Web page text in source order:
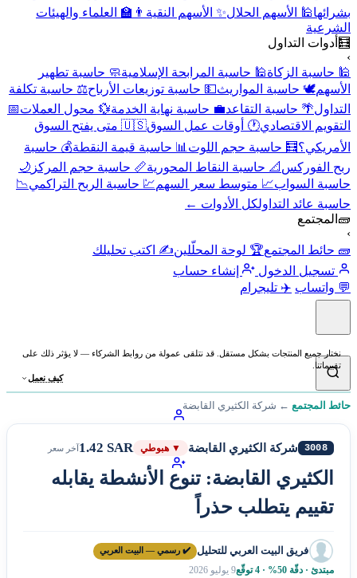
بشرائها🕌 الأسهم الحلال✨ الأسهم النقية 👨‍🏫 العلماء والهيئات
الشرعية
🧮 أدوات التداول
›
🕌 حاسبة الزكاة🕌 حاسبة المرابحة الإسلامية🧼 حاسبة تطهير
الأسهم🕊️ حاسبة المواريث💵 حاسبة توزيعات الأرباح⚖️ حاسبة تكلفة
التداول🌴 حاسبة التقاعد💼 حاسبة نهاية الخدمة💱 محول العملات📅
التقويم الاقتصادي🕐 أوقات عمل السوق
🇺🇸 متى يفتح السوق
الأمريكي؟🧮 حاسبة حجم اللوت 📊 حاسبة قيمة النقطة💰 حاسبة
ربح الفوركس 📐 حاسبة النقاط المحورية📏 حاسبة حجم المركز 🌙
حاسبة السواب📈 متوسط سعر السهم💹 حاسبة الربح التراكمي📉
حاسبة عائد التداولكل الأدوات ←
🧱 المجتمع
›
🧱 حائط المجتمع🏆 لوحة المحلّلين✍️ اكتب تحليلك
تسجيل الدخول
إنشاء حساب
💬 واتساب ✈️ تليجرام
نختار جميع المنتجات بشكل مستقل. قد نتلقى عمولة من روابط الشركاء — لا يؤثر ذلك على
تقييماتنا.
كيف نعمل
حائط المجتمع ← شركة الكثيري القابضة
3008 شركة الكثيري القابضة ▼ هبوطي 1.42 SARآخر سعر
الكثيري القابضة: تنوع الأنشطة يقابله
تقييم يتطلب حذراً
فريق البيت العربي للتحليل ✔️ رسمي — البيت العربي
مبتدئ · دقّة 50% · 4 توقّع 9 يوليو 2026